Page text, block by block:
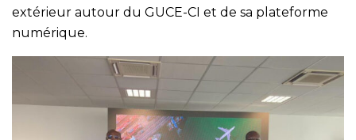
extérieur autour du GUCE-CI et de sa plateforme
numérique.